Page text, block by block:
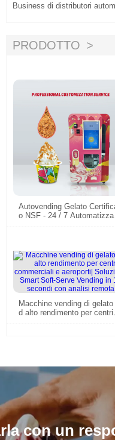
Business di distributori
PRODOTTO
Autovending Gelato
o NSF - 24 / 7
Macchine vending di gelato
d alto rendimento per centri c
con un